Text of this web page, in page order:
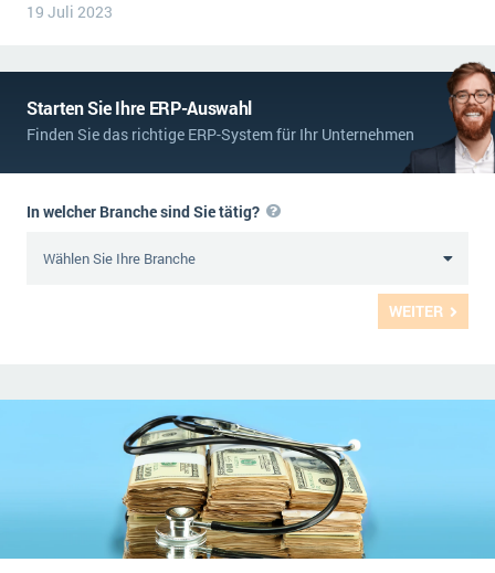
19 Juli 2023
Starten Sie Ihre ERP-Auswahl
Finden Sie das richtige ERP-System für Ihr Unternehmen
WEITER
In welcher Branche sind Sie tätig?